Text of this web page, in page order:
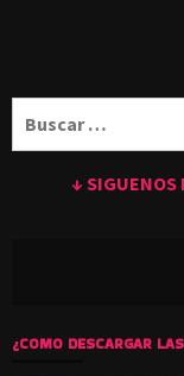
↓ SIGUENOS
¿COMO DESCARGAR